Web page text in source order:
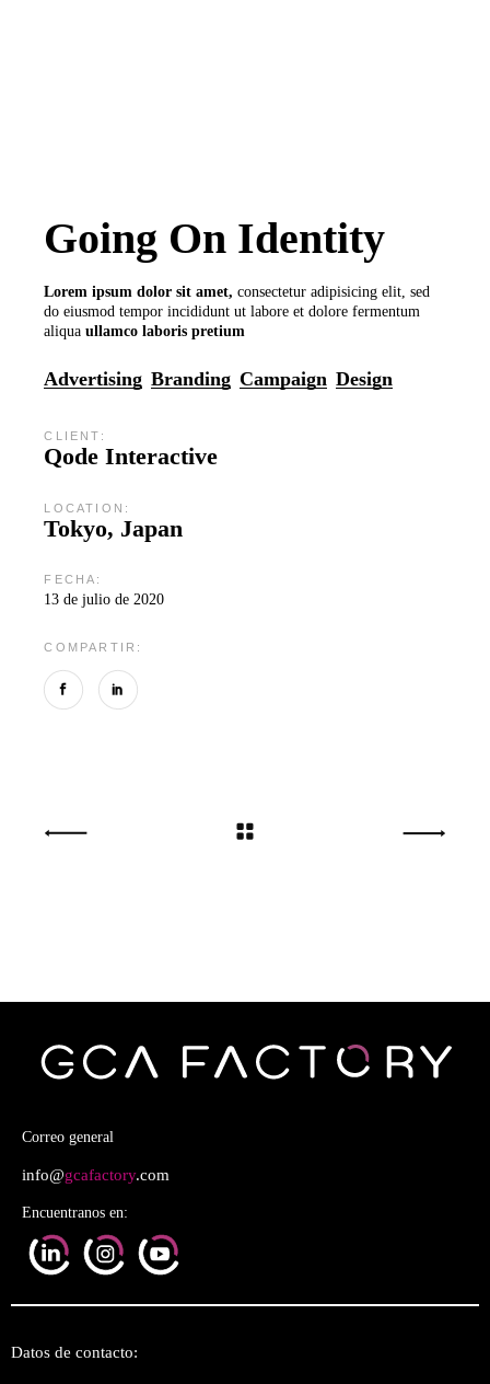
Going On Identity
Lorem ipsum dolor sit amet, consectetur adipisicing elit, sed
do eiusmod tempor incididunt ut labore et dolore fermentum
aliquaullamco laboris pretium
Advertising Branding Campaign Design
CLIENT:
Qode Interactive
LOCATION:
Tokyo, Japan
FECHA:
13 de julio de 2020
COMPARTIR:
Correo general
info@gcafactory.com
Encuentranos en:
Datos de contacto: